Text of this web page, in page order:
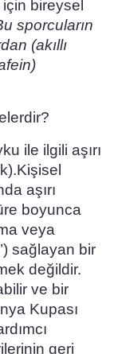
bireysel
sporcuların
(akıllı
ile ilgili aşırı
aşırı
boyunca
veya
sağlayan bir
değildir.
ve bir
Kupası
geri